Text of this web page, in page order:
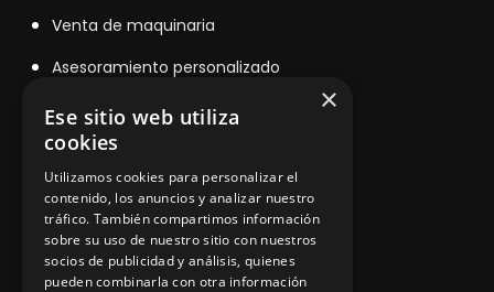
Venta de maquinaria
Asesoramiento personalizado
Instalación y reparación
Contacto
Información legal
×
Ese sitio web utiliza
cookies
Utilizamos cookies para personalizar el
contenido, los anuncios y analizar nuestro
tráfico. También compartimos información
sobre su uso de nuestro sitio con nuestros
socios de publicidad y análisis, quienes
pueden combinarla con otra información